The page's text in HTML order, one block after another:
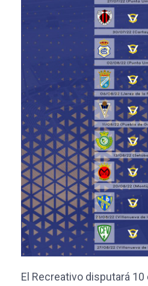
El Recreativo disputará